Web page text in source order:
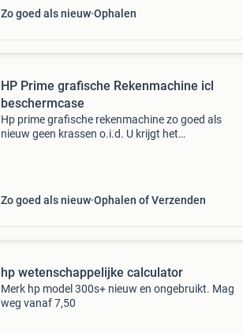
Zo goed als nieuw Ophalen
HP Prime grafische Rekenmachine icl
beschermcase
Hp prime grafische rekenmachine zo goed als
nieuw geen krassen o.i.d. U krijgt het
Zo goed als nieuw Ophalen of Verzenden
hp wetenschappelijke calculator
Merk hp model 300s+ nieuw en ongebruikt. Mag
weg vanaf 7,50